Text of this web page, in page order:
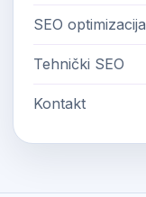
SEO optimizacija
Tehnički SEO
Kontakt